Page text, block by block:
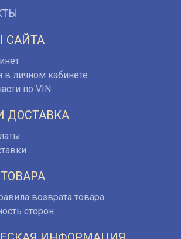
САЙТА
в личном кабинете
по VIN
ДОСТАВКА
возврата товара
сторон